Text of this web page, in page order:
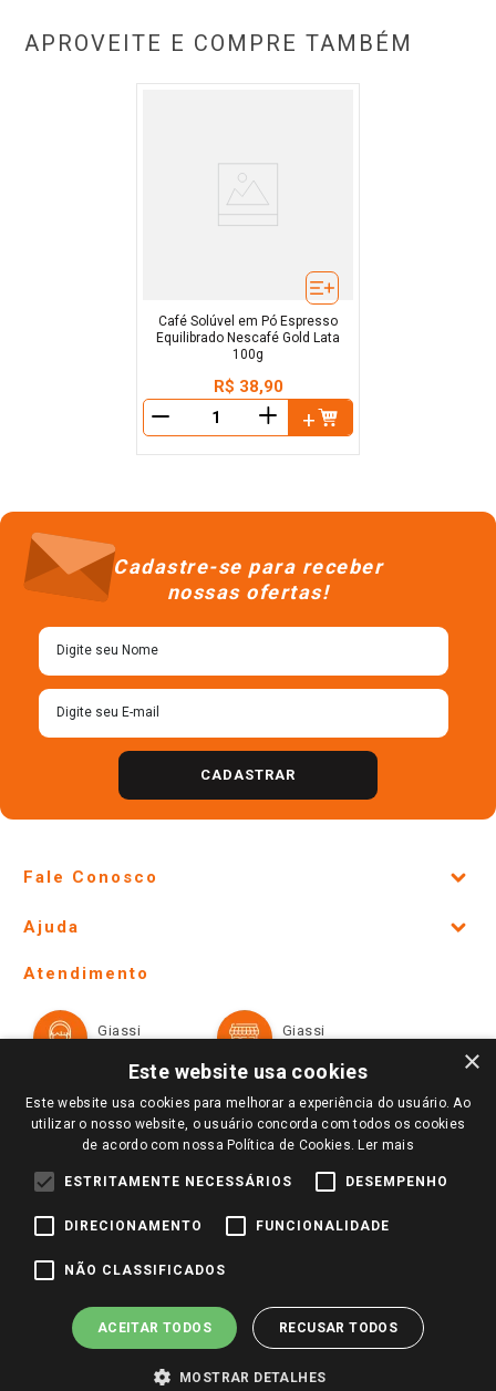
APROVEITE E COMPRE TAMBÉM
Café Solúvel em Pó Espresso
Equilibrado Nescafé Gold Lata
100g
R$ 38,90
＋
Cadastre-se para receber
nossas ofertas!
CADASTRAR
Fale Conosco
Lojas Físicas e Horários
Ofertas
Televendas
Notícias
Perguntas frequentes
Identidade Visual
Ajuda
Formas de Pagamento
Trocas e Devoluções
Atendimento
Giassi
Giassi
Redes Sociais
Pagamento e Segurança
×
Este website usa cookies
Este website usa cookies para melhorar a experiência do usuário. Ao
utilizar o nosso website, o usuário concorda com todos os cookies
de acordo com nossa Política de Cookies. Ler mais
ESTRITAMENTE NECESSÁRIOS DESEMPENHO
DIRECIONAMENTO FUNCIONALIDADE
NÃO CLASSIFICADOS
ACEITAR TODOS RECUSAR TODOS
MOSTRAR DETALHES